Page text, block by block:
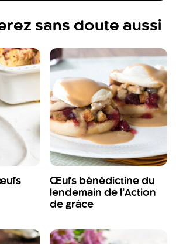
sans doute aussi
Œufs bénédictine du
lendemain de l’Action
de grâce